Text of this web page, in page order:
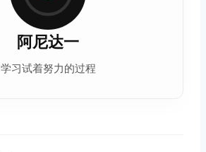
阿尼达一
学习试着努力的过程